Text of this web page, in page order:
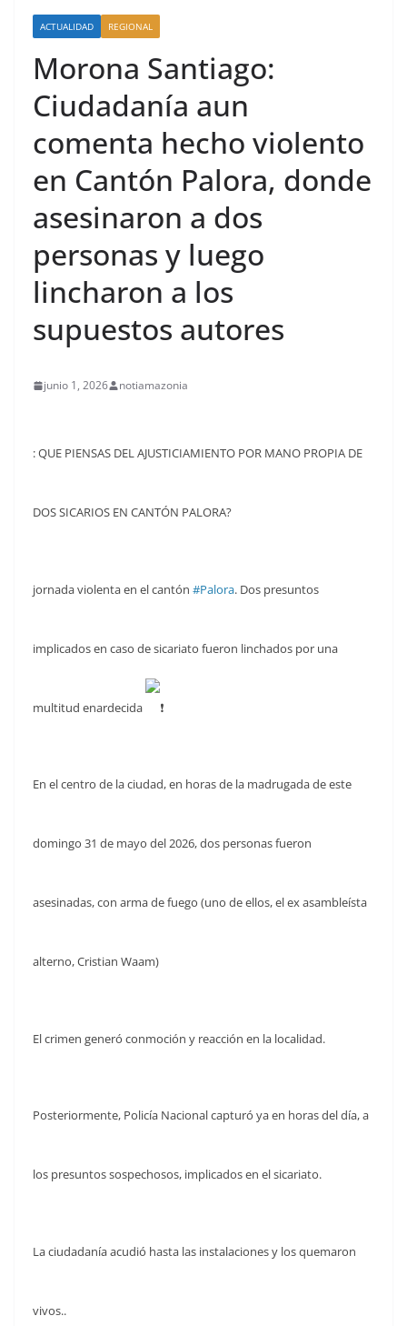
ACTUALIDAD REGIONAL
Morona Santiago:
Ciudadanía aun
comenta hecho violento
en Cantón Palora, donde
asesinaron a dos
personas y luego
lincharon a los
supuestos autores
junio 1, 2026 notiamazonia
: QUE PIENSAS DEL AJUSTICIAMIENTO POR MANO PROPIA DE
DOS SICARIOS EN CANTÓN PALORA?
jornada violenta en el cantón #Palora. Dos presuntos
implicados en caso de sicariato fueron linchados por una
multitud enardecida
En el centro de la ciudad, en horas de la madrugada de este
domingo 31 de mayo del 2026, dos personas fueron
asesinadas, con arma de fuego (uno de ellos, el ex asambleísta
alterno, Cristian Waam)
El crimen generó conmoción y reacción en la localidad.
Posteriormente, Policía Nacional capturó ya en horas del día, a
los presuntos sospechosos, implicados en el sicariato.
La ciudadanía acudió hasta las instalaciones y los quemaron
vivos..